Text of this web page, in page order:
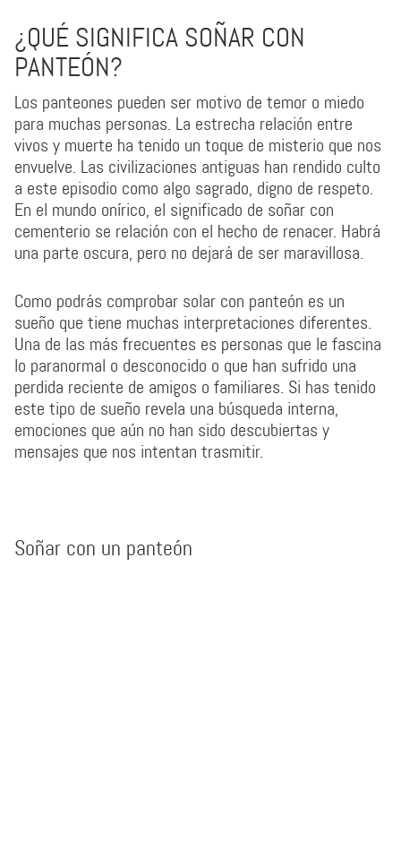
¿QUÉ SIGNIFICA SOÑAR CON
PANTEÓN?
Los panteones pueden ser motivo de temor o miedo
para muchas personas. La estrecha relación entre
vivos y muerte ha tenido un toque de misterio que nos
envuelve. Las civilizaciones antiguas han rendido culto
a este episodio como algo sagrado, digno de respeto.
En el mundo onírico, el significado de soñar con
cementerio se relación con el hecho de renacer. Habrá
una parte oscura, pero no dejará de ser maravillosa.
Como podrás comprobar solar con panteón es un
sueño que tiene muchas interpretaciones diferentes.
Una de las más frecuentes es personas que le fascina
lo paranormal o desconocido o que han sufrido una
perdida reciente de amigos o familiares. Si has tenido
este tipo de sueño revela una búsqueda interna,
emociones que aún no han sido descubiertas y
mensajes que nos intentan trasmitir.
Soñar con un panteón